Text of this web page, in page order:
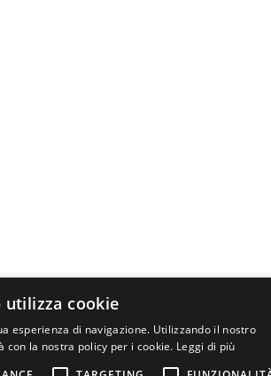
utilizza cookie
esperienza di navigazione. Utilizzando il nostro
la nostra policy per i cookie. Leggi di più